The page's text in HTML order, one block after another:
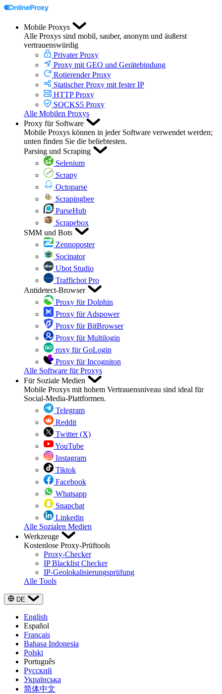
Mobile Proxys
Alle Proxys sind mobil, sauber, anonym und äußerst
vertrauenswürdig
Privater Proxy
Proxy mit GEO und Gerätebindung
Rotierender Proxy
Statischer Proxy mit fester IP
HTTP Proxy
SOCKS5 Proxy
Alle Mobilen Proxys
Proxy für Software
Mobile Proxys können in jeder Software verwendet werden;
unten finden Sie die beliebtesten.
Parsing und Scraping
Selenium
Scrapy
Octoparse
Scrapingbee
ParseHub
Scrapebox
SMM und Bots
Zennoposter
Socinator
Ubot Studio
Trafficbot Pro
Antidetect-Browser
Proxy für Dolphin
Proxy für Adspower
Proxy für BitBrowser
Proxy für Multilogin
roxy für GoLogin
Proxy für Incogniton
Alle Software für Proxys
Für Soziale Medien
Mobile Proxys mit hohem Vertrauensniveau sind ideal für
Social-Media-Plattformen.
Telegram
Reddit
Twitter (X)
YouTube
Instagram
Tiktok
Facebook
Whatsapp
Snapchat
Linkedin
Alle Sozialen Medien
Werkzeuge
Kostenlose Proxy-Prüftools
Proxy-Checker
IP Blacklist Checker
IP-Geolokalisierungsprüfung
Alle Tools
DE
English
Español
Français
Bahasa Indonesia
Polski
Português
Русский
Українська
简体中文